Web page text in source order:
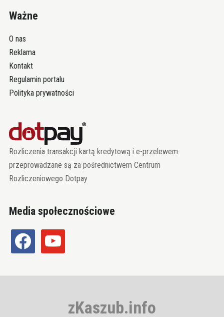
Ważne
O nas
Reklama
Kontakt
Regulamin portalu
Polityka prywatności
Rozliczenia transakcji kartą kredytową i e-przelewem
przeprowadzane są za pośrednictwem Centrum
Rozliczeniowego Dotpay
Media społecznościowe
facebook youtube
zKaszub.info